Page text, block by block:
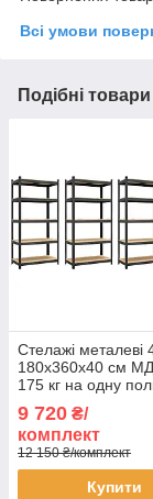
Всі умови
Подібні
Стелажі металеві
180х360х40 см
175 кг на одну
полиці (х4)
9 720 ₴/
комплект
12 150 ₴/комплект
Купити